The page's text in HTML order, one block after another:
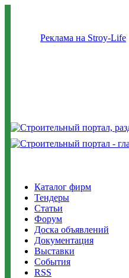
Реклама на Stroy-Life
Каталог фирм
Тендеры
Статьи
Форум
Доска объявлений
Документация
Выставки
События
RSS